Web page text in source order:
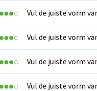
Vul de juiste vorm
Vul de juiste vorm
Vul de juiste vorm
Vul de juiste vorm